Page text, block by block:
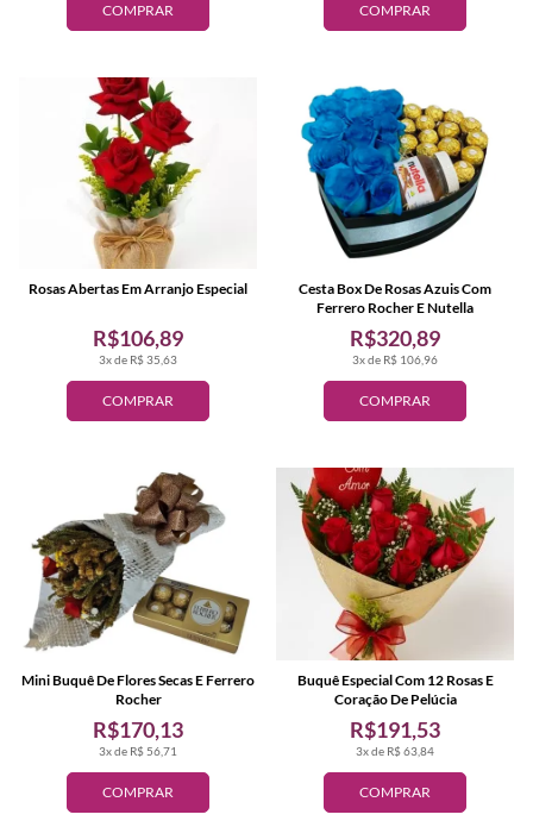
COMPRAR COMPRAR
COMPRAR
3x de R$ 35,63
R$106,89
Rosas Abertas Em Arranjo Especial
COMPRAR
3x de R$ 106,96
R$320,89
Cesta Box De Rosas Azuis Com
Ferrero Rocher E Nutella
COMPRAR
3x de R$ 56,71
R$170,13
Mini Buquê De Flores Secas E Ferrero
Rocher
COMPRAR
3x de R$ 63,84
R$191,53
Buquê Especial Com 12 Rosas E
Coração De Pelúcia